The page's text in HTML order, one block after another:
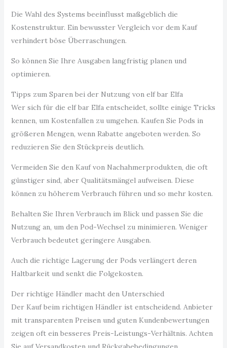
Die Wahl des Systems beeinflusst maßgeblich die
Kostenstruktur. Ein bewusster Vergleich vor dem Kauf
verhindert böse Überraschungen.
So können Sie Ihre Ausgaben langfristig planen und
optimieren.
Tipps zum Sparen bei der Nutzung von elf bar Elfa
Wer sich für die elf bar Elfa entscheidet, sollte einige Tricks
kennen, um Kostenfallen zu umgehen. Kaufen Sie Pods in
größeren Mengen, wenn Rabatte angeboten werden. So
reduzieren Sie den Stückpreis deutlich.
Vermeiden Sie den Kauf von Nachahmerprodukten, die oft
günstiger sind, aber Qualitätsmängel aufweisen. Diese
können zu höherem Verbrauch führen und so mehr kosten.
Behalten Sie Ihren Verbrauch im Blick und passen Sie die
Nutzung an, um den Pod-Wechsel zu minimieren. Weniger
Verbrauch bedeutet geringere Ausgaben.
Auch die richtige Lagerung der Pods verlängert deren
Haltbarkeit und senkt die Folgekosten.
Der richtige Händler macht den Unterschied
Der Kauf beim richtigen Händler ist entscheidend. Anbieter
mit transparenten Preisen und guten Kundenbewertungen
zeigen oft ein besseres Preis-Leistungs-Verhältnis. Achten